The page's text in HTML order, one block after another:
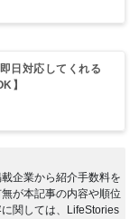
日対応してくれる
】
企業から紹介手数料を
が本記事の内容や順位
関しては、LifeStories